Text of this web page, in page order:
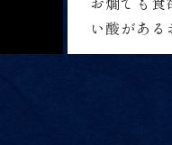
い酸がある